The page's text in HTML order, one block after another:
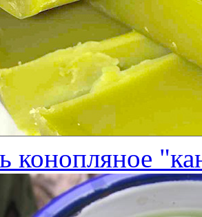
конопляное